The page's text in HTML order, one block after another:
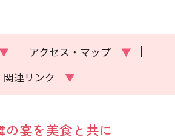
アクセス・マップ
▼
関連リンク
▼
の宴を美食と共に